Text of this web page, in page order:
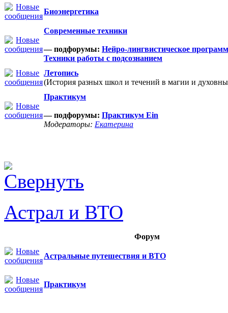
Биоэнергетика
Современные техники
— подфорумы: Нейро-лингвистическое
Техники работы с подсознанием
Летопись
(История разных школ и течений в магии и
Практикум
— подфорумы: Практикум Ein
Модераторы: Екатерина
Астрал и ВТО
Форум
Астральные путешествия и ВТО
Практикум